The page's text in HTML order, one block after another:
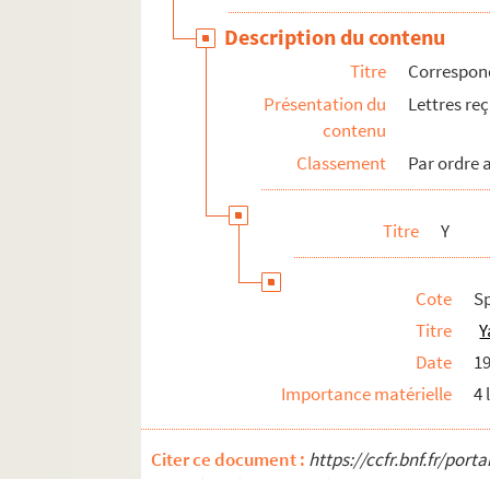
Description du contenu
Titre
Présentation du
contenu
Lettres
Classement Par ordre
Titre Y
Cote
Titre
Date
Importance matérielle
4
Citer ce document : https://ccfr.bnf.fr/